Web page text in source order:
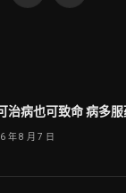
治病也可致命 病多
年 8 月 7 日